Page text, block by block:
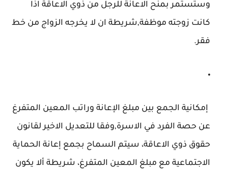
وستستمر بمنح الاعانة للرجل من ذوي الاعاقة اذا
كانت زوجته موظفة,شريطة ان لا يخرجه الزواج من خط
فقر.
إمكانية الجمع بين مبلغ الإعانة وراتب المعين المتفرغ
عن حصة الفرد في الاسرة,وفقا للتعديل الاخير لقانون
حقوق ذوي الاعاقة، سيتم السماح بجمع إعانة الحماية
الاجتماعية مع مبلغ المعين المتفرغ، شريطة ألا يكون